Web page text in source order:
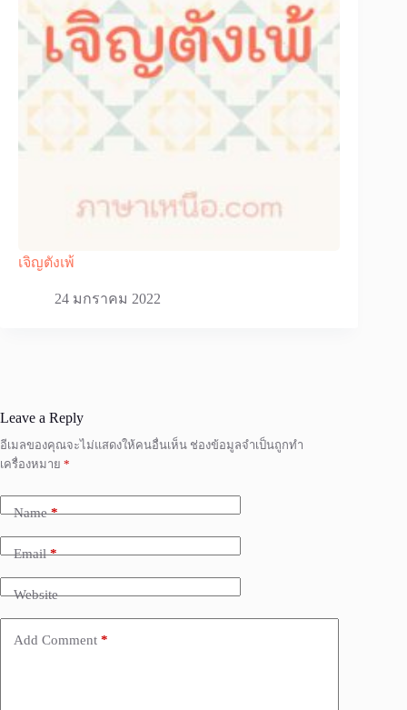
เจิญตังเพ้
24 มกราคม 2022
Leave a Reply
อีเมลของคุณจะไม่แสดงให้คนอื่นเห็น ช่องข้อมูลจำเป็นถูกทำ
เครื่องหมาย *
Name*
Email*
Website
Add Comment *